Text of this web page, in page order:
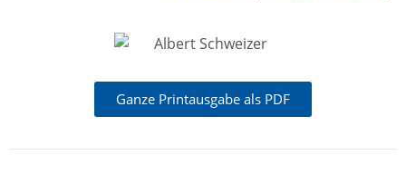
Ganze Printausgabe als PDF